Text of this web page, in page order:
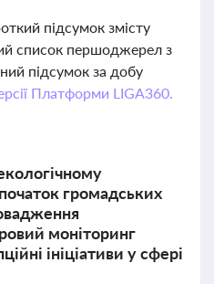
підсумок змісту
список першоджерел з
підсумок за добу
Платформи LIGA360.
громадських
моніторинг
ініціативи у сфері